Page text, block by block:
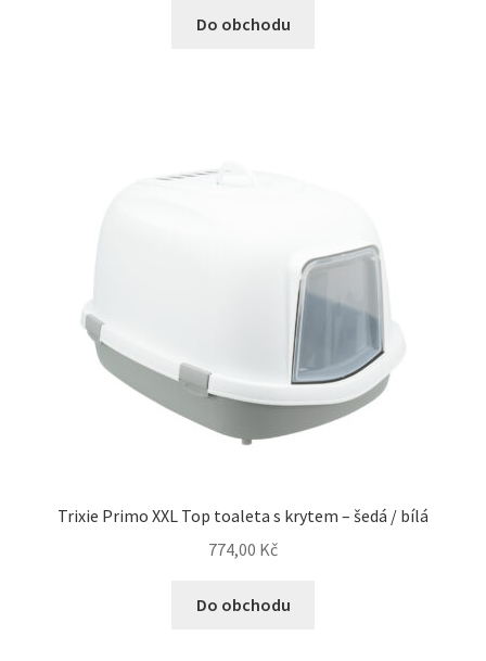
Do obchodu
Trixie Primo XXL Top toaleta s krytem – šedá / bílá
774,00 Kč
Do obchodu